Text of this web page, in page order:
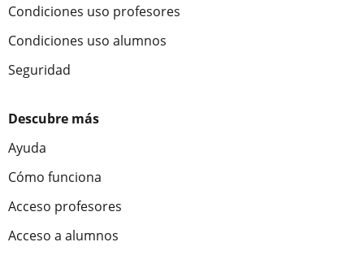
Condiciones uso profesores
Condiciones uso alumnos
Seguridad
Descubre más
Ayuda
Cómo funciona
Acceso profesores
Acceso a alumnos